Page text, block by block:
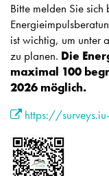
Bitte melden Sie sich
ist wichtig, um unter
zu planen. Die
maximal 100
2026 möglich.
https://